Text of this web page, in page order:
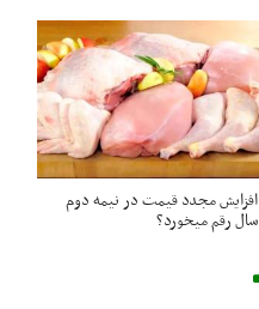
افزایش مجدد قیمت در نیمه دوم
سال رقم میخورد؟